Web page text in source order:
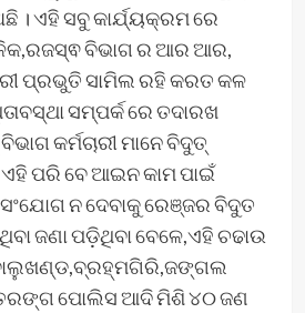
। ଏହି ସବୁ କାର୍ଯ୍ୟକ୍ରମ ରେ
ବିଭାଗ ର ଆର ଆର,
ପ୍ରଭୁତି ସାମିଲ ରହି କରତ କଳ
ସମ୍ପର୍କ ରେ ତଦାରଖ
କର୍ମଚାରୀ ମାନେ ବିଦୁତ୍
ପରି ବେ ଆଇନ କାମ ପାଇଁ
ନ ଦେବାକୁ ରେଞ୍ଜର ବିଦୁତ
ଜଣା ପଡ଼ିଥିବା ବେଳେ,ଏହି ଚଢାଉ
ପୋଲିସ ଆଦି ମିଶି ୪୦ ଜଣ